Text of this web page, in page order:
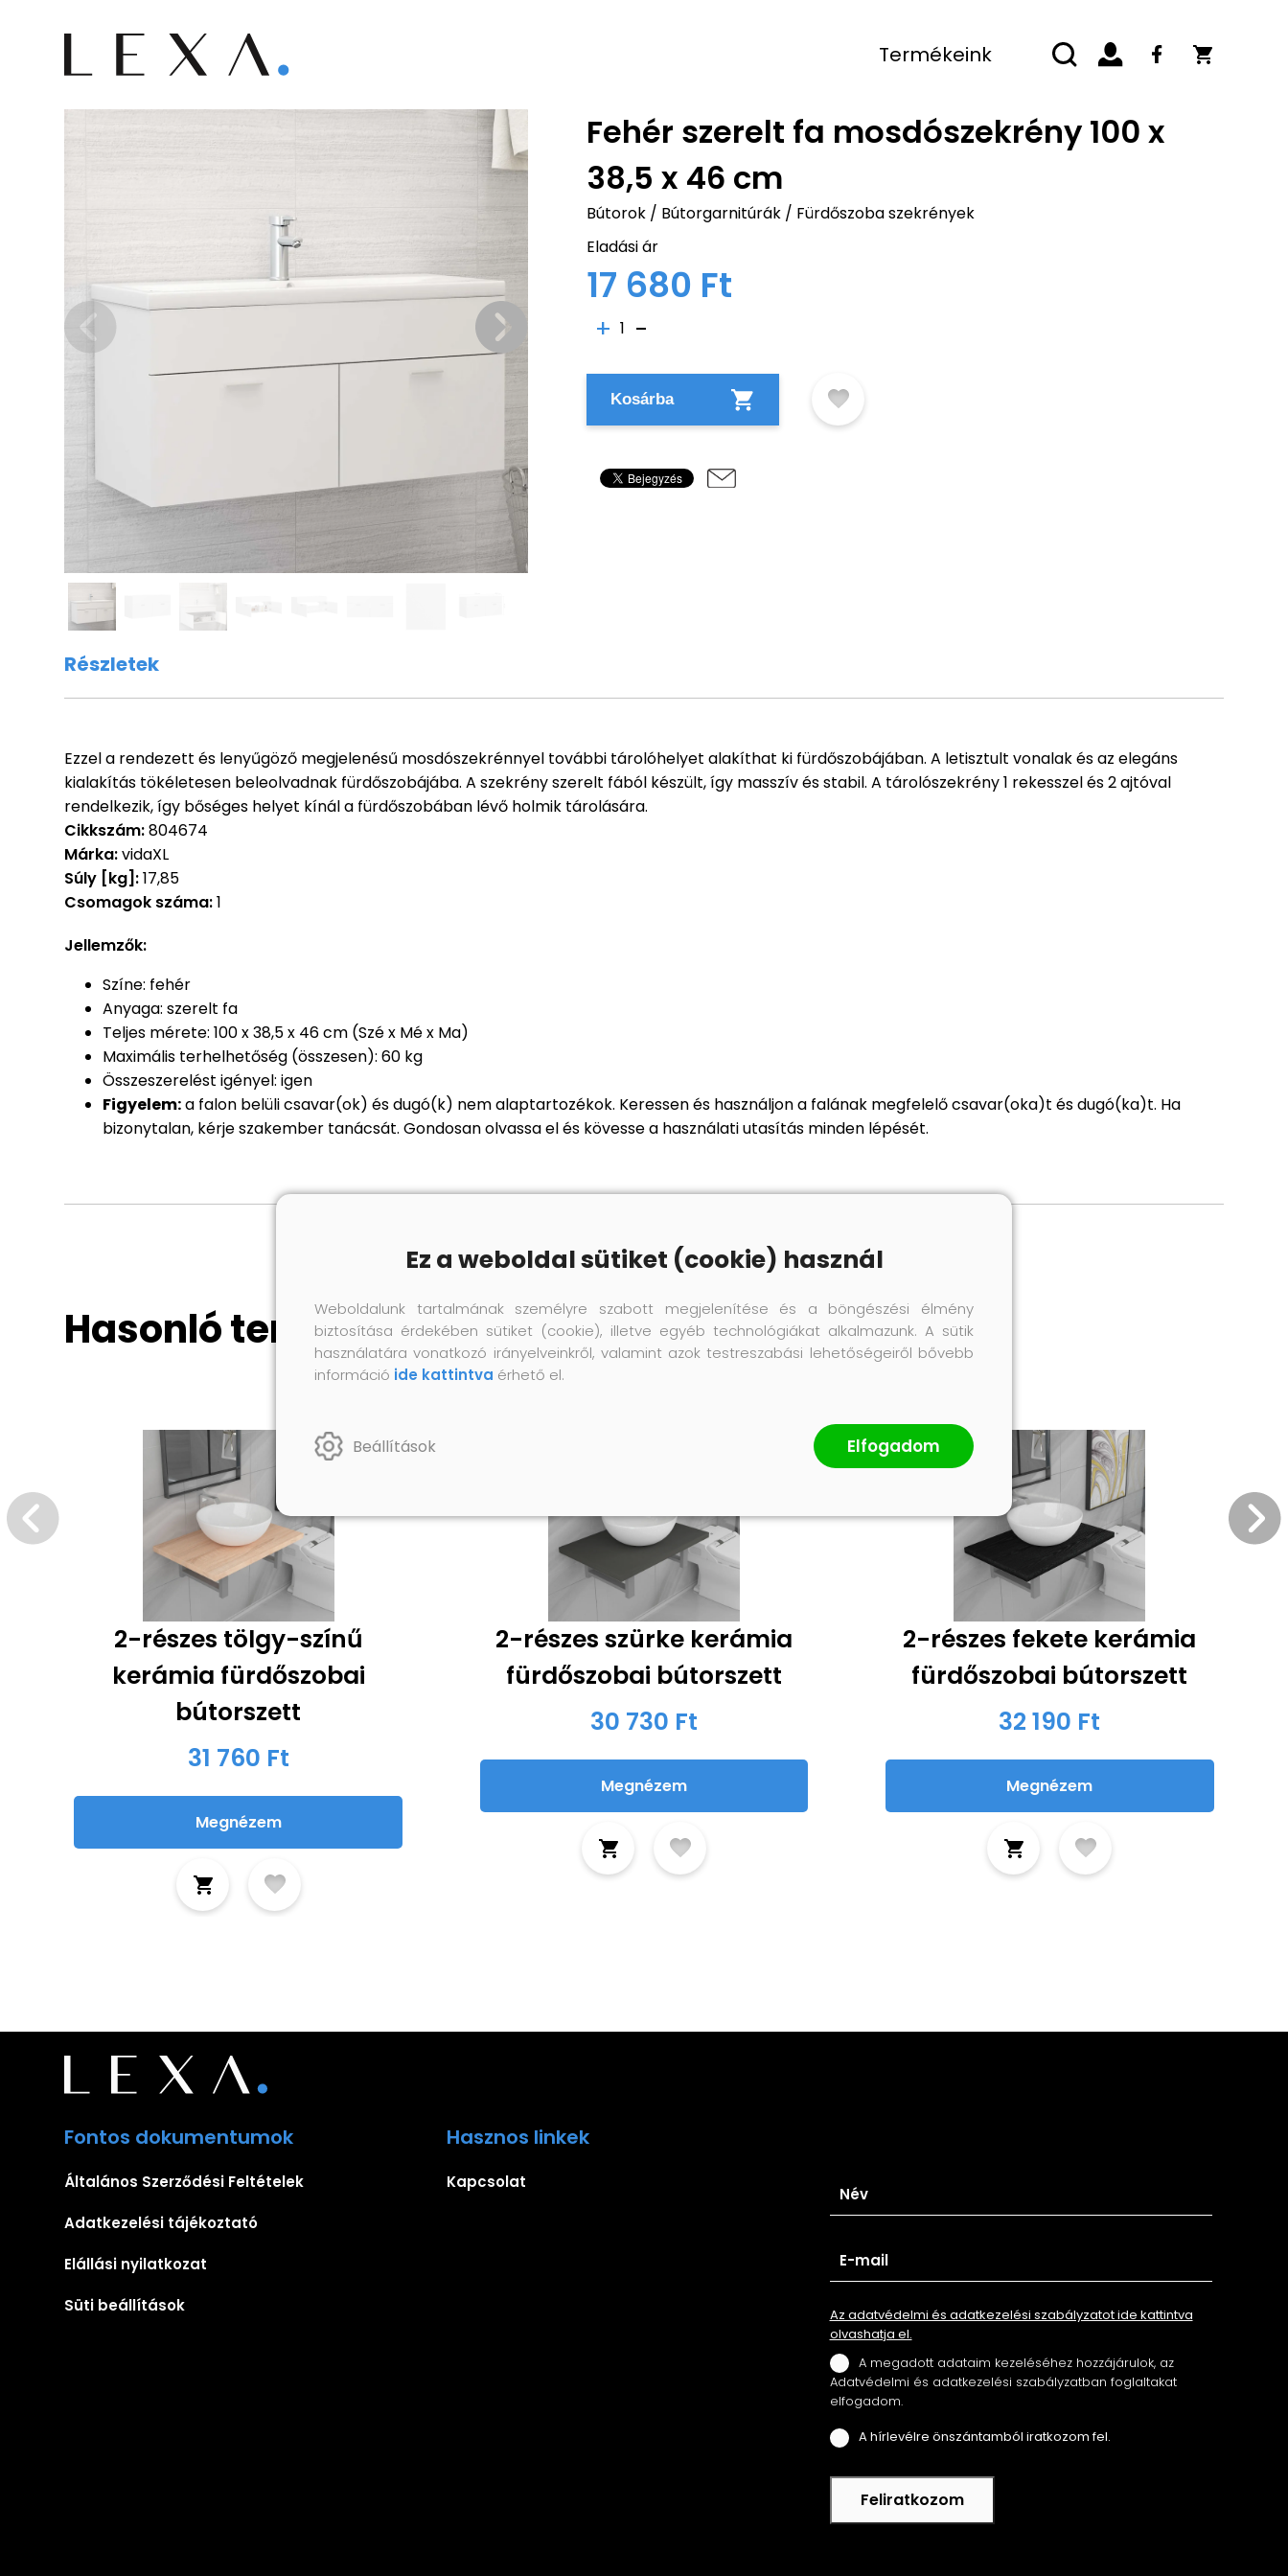
Termékeink
Fehér szerelt fa mosdószekrény 100 x
38,5 x 46 cm
Bútorok/ Bútorgarnitúrák/ Fürdőszoba szekrények
Eladási ár
17 680 Ft
1
Kosárba
Részletek
Ezzel a rendezett és lenyűgöző megjelenésű mosdószekrénnyel további tárolóhelyet alakíthat ki fürdőszobájában. A letisztult vonalak és az elegáns
kialakítás tökéletesen beleolvadnak fürdőszobájába. A szekrény szerelt fából készült, így masszív és stabil. A tárolószekrény 1 rekesszel és 2 ajtóval
rendelkezik, így bőséges helyet kínál a fürdőszobában lévő holmik tárolására.
Cikkszám:804674
Márka:vidaXL
Súly [kg]:17,85
Csomagok száma:1
Jellemzők:
Színe: fehér
Anyaga: szerelt fa
Teljes mérete: 100 x 38,5 x 46 cm (Szé x Mé x Ma)
Maximális terhelhetőség (összesen): 60 kg
Összeszerelést igényel: igen
Figyelem:a falon belüli csavar(ok) és dugó(k) nem alaptartozékok. Keressen és használjon a falának megfelelő csavar(oka)t és dugó(ka)t. Ha
bizonytalan, kérje szakember tanácsát. Gondosan olvassa el és kövesse a használati utasítás minden lépését.
Hasonló termékek
2-részes tölgy-színű
kerámia fürdőszobai
bútorszett
31 760 Ft
Megnézem
2-részes szürke kerámia
fürdőszobai bútorszett
30 730 Ft
Megnézem
2-részes fekete kerámia
fürdőszobai bútorszett
32 190 Ft
Megnézem
Fontos dokumentumok
Általános Szerződési Feltételek
Adatkezelési tájékoztató
Elállási nyilatkozat
Süti beállítások
Hasznos linkek
Kapcsolat
Az adatvédelmi és adatkezelési szabályzatot ide kattintva
olvashatja el.
A megadott adataim kezeléséhez hozzájárulok, az
Adatvédelmi és adatkezelési szabályzatban foglaltakat
elfogadom.
A hírlevélre önszántamból iratkozom fel.
Feliratkozom
Ez a weboldal sütiket (cookie) használ
Weboldalunk tartalmának személyre szabott megjelenítése és a böngészési élmény
biztosítása érdekében sütiket (cookie), illetve egyéb technológiákat alkalmazunk. A sütik
használatára vonatkozó irányelveinkről, valamint azok testreszabási lehetőségeiről bővebb
információ ide kattintva érhető el.
Beállítások Elfogadom